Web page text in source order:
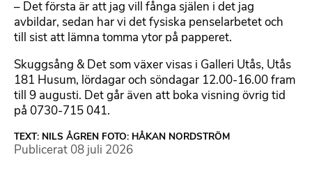
– Det första är att jag vill fånga själen i det jag
avbildar, sedan har vi det fysiska penselarbetet och
till sist att lämna tomma ytor på papperet.
Skuggsång & Det som växer visas i Galleri Utås, Utås
181 Husum, lördagar och söndagar 12.00-16.00 fram
till 9 augusti. Det går även att boka visning övrig tid
på 0730-715 041.
TEXT: NILS ÅGREN FOTO: HÅKAN NORDSTRÖM
Publicerat 08 juli 2026